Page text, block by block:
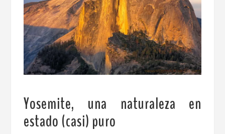
Yosemite, una naturaleza en
estado (casi) puro